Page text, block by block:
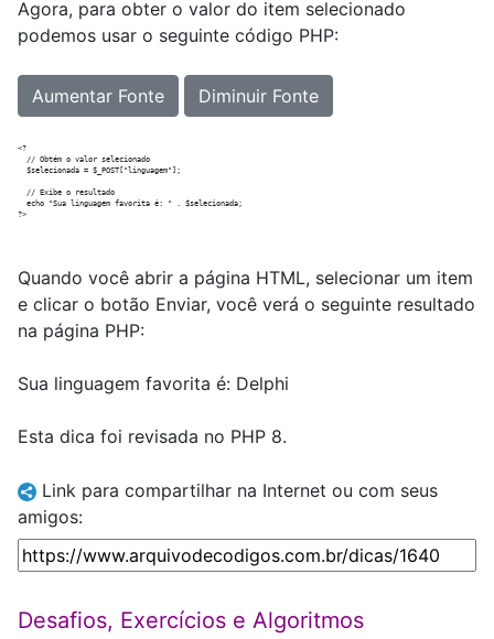
Agora, para obter o valor do item selecionado
podemos usar o seguinte código PHP:
Aumentar Fonte Diminuir Fonte
<?
  // Obtém o valor selecionado
  $selecionada = $_POST["linguagem"];
  // Exibe o resultado
  echo "Sua linguagem favorita é: " . $selecionada;
Quando você abrir a página HTML, selecionar um item
e clicar o botão Enviar, você verá o seguinte resultado
na página PHP:
Sua linguagem favorita é: Delphi
Esta dica foi revisada no PHP 8.
Link para compartilhar na Internet ou com seus
amigos:
Desafios, Exercícios e Algoritmos